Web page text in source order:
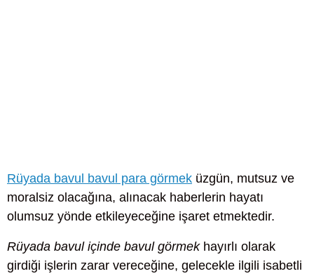
Rüyada bavul bavul para görmek üzgün, mutsuz ve
moralsiz olacağına, alınacak haberlerin hayatı
olumsuz yönde etkileyeceğine işaret etmektedir.
Rüyada bavul içinde bavul görmekhayırlı olarak
girdiği işlerin zarar vereceğine, gelecekle ilgili isabetli